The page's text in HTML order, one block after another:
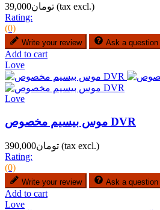
تومان39,000 (tax excl.)
Rating:
(0)
Write your review Ask a question
Add to cart
Love
Love
موس بیسیم مخصوص DVR
تومان390,000 (tax excl.)
Rating:
(0)
Write your review Ask a question
Add to cart
Love